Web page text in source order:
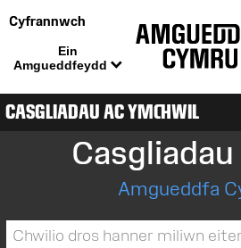
Cyfrannwch
Ein
Amgueddfeydd
CASGLIADAU AC YMCHWIL
Amgueddfa